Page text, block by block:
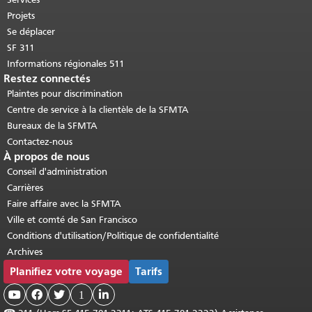
Projets
Se déplacer
SF 311
Informations régionales 511
Restez connectés
Plaintes pour discrimination
Centre de service à la clientèle de la SFMTA
Bureaux de la SFMTA
Contactez-nous
À propos de nous
Conseil d'administration
Carrières
Faire affaire avec la SFMTA
Ville et comté de San Francisco
Conditions d'utilisation/Politique de confidentialité
Archives
Planifiez votre voyage Tarifs
   1 